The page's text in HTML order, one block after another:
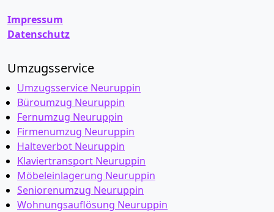
Impressum
Datenschutz
Umzugsservice
Umzugsservice Neuruppin
Büroumzug Neuruppin
Fernumzug Neuruppin
Firmenumzug Neuruppin
Halteverbot Neuruppin
Klaviertransport Neuruppin
Möbeleinlagerung Neuruppin
Seniorenumzug Neuruppin
Wohnungsauflösung Neuruppin